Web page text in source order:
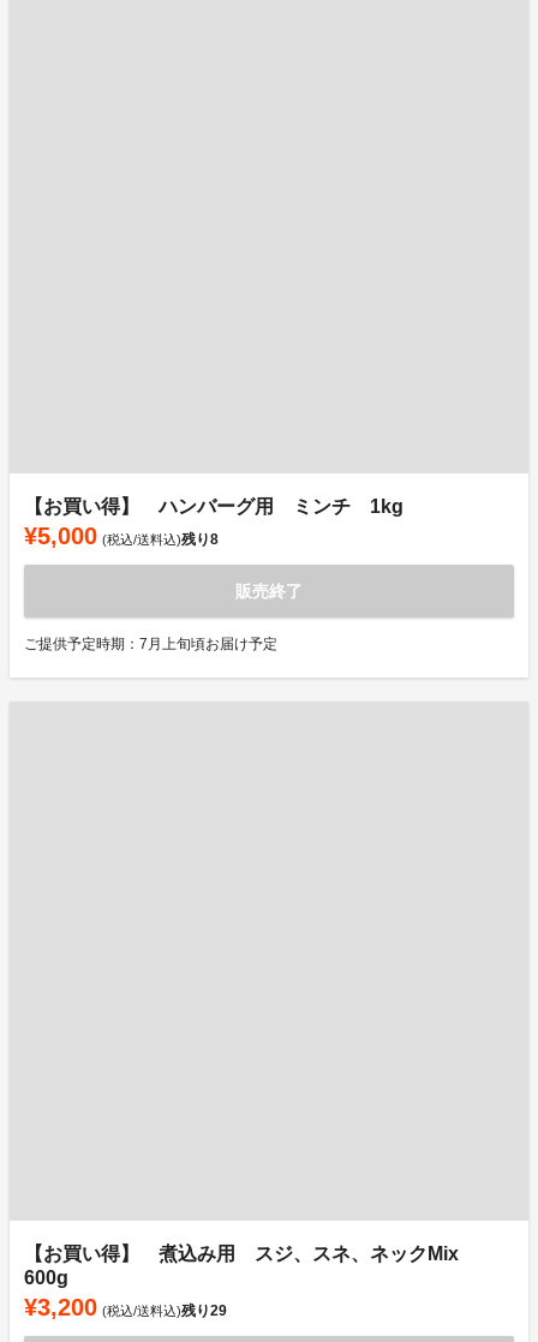
【お買い得】 ハンバーグ用 ミンチ 1kg
¥5,000 (税込/送料込)残り8
販売終了
ご提供予定時期：7月上旬頃お届け予定
【お買い得】 煮込み用 スジ、スネ、ネックMix
600g
¥3,200 (税込/送料込)残り29